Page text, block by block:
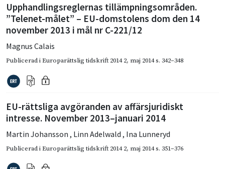
Upphandlingsreglernas tillämpningsområden.
”Telenet-målet” – EU-domstolens dom den 14
november 2013 i mål nr C-221/12
Magnus Calais
Publicerad iEuroparättslig tidskrift 2014 2, maj 2014s. 342–348
EU-rättsliga avgöranden av affärsjuridiskt
intresse. November 2013–januari 2014
Martin Johansson , Linn Adelwald , Ina Lunneryd
Publicerad iEuroparättslig tidskrift 2014 2, maj 2014s. 351–376